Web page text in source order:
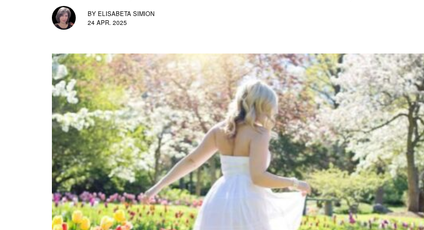
BY ELISABETA SIMION
24 APR. 2025